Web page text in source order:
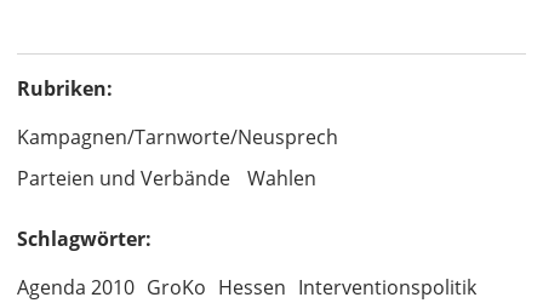
Rubriken:
Kampagnen/Tarnworte/Neusprech
Parteien und Verbände
Wahlen
Schlagwörter:
Agenda 2010 GroKo Hessen Interventionspolitik